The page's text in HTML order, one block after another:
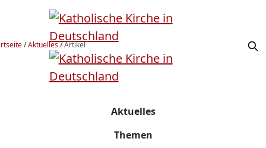
/Aktuelles/Artikel
Aktuelles
Themen